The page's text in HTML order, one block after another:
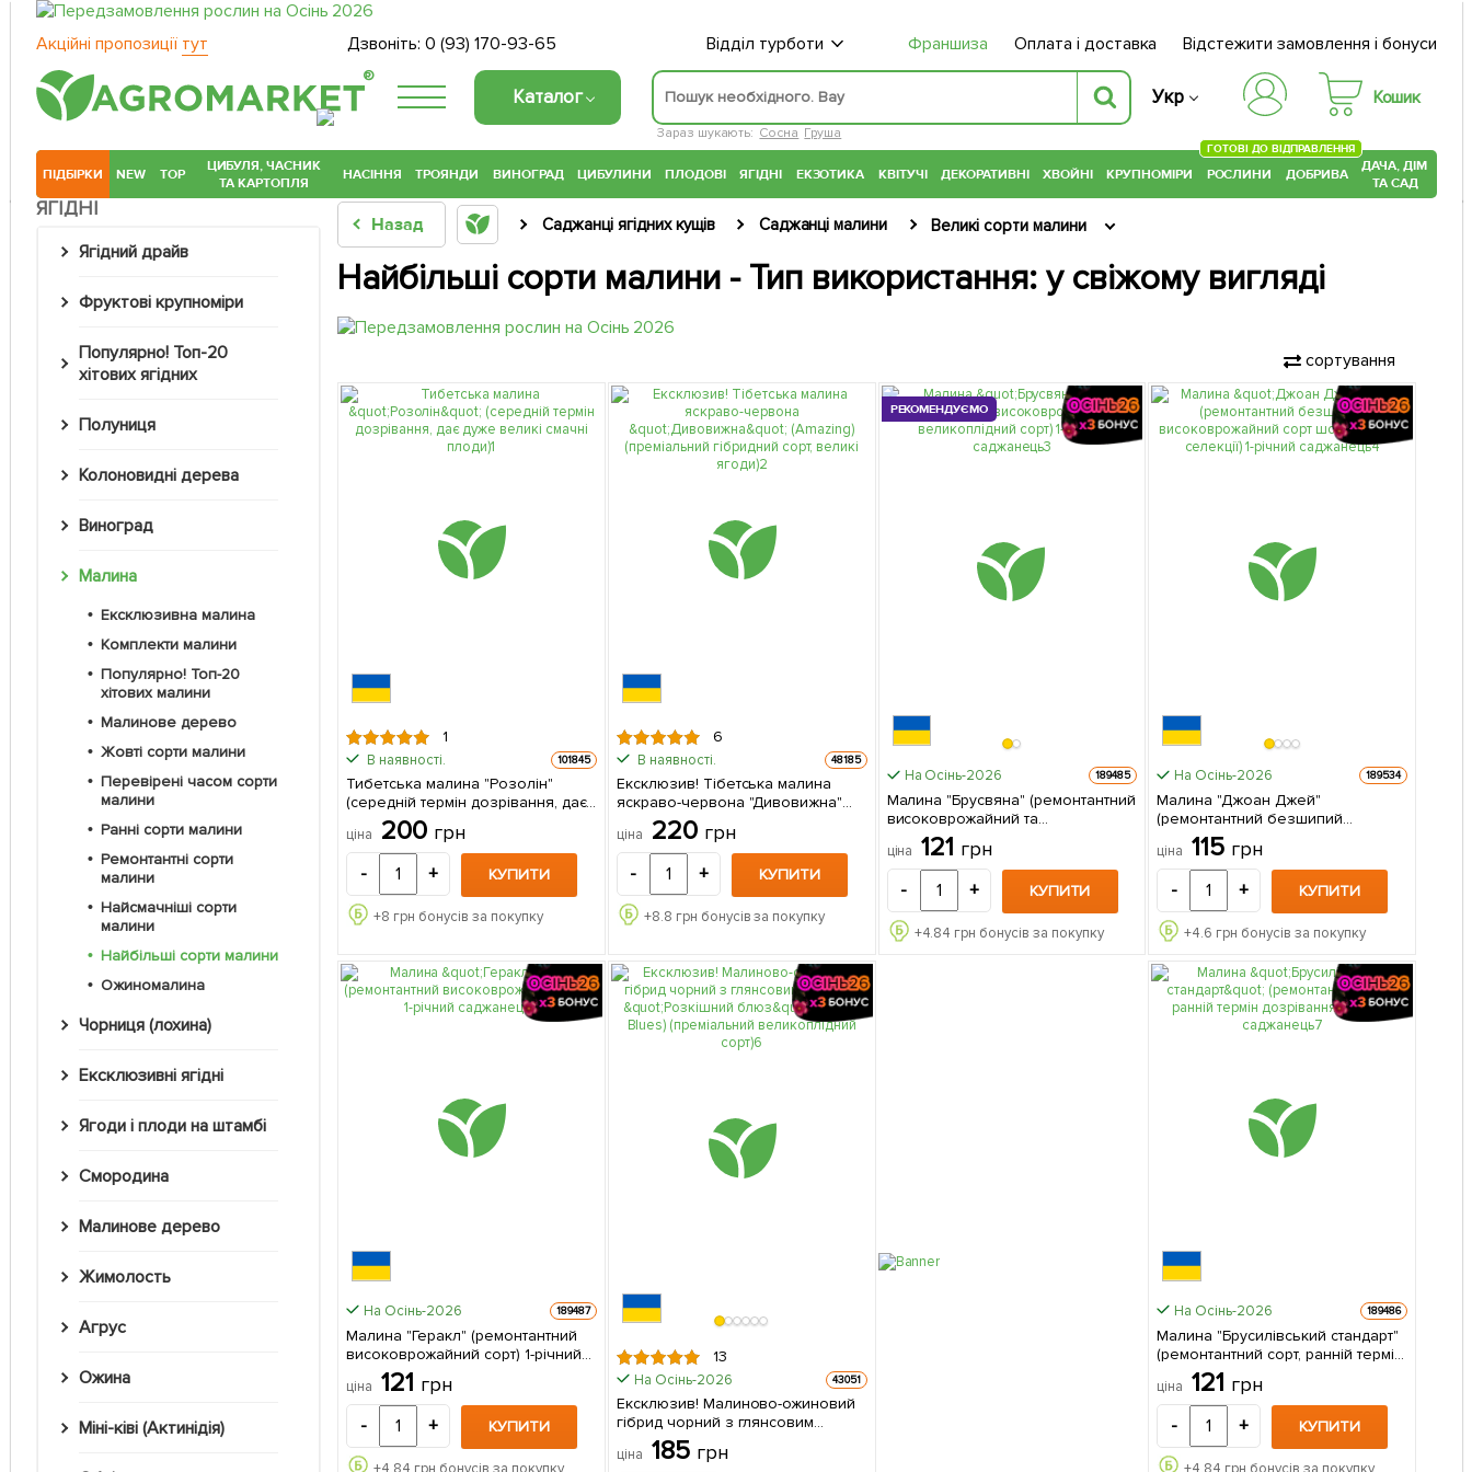
Акційні пропозиції тут Дзвоніть: 0 (93) 170-93-65 Відділ турботи Франшиза Оплата і доставка Відстежити замовлення і бонуси
®
Каталог
Зараз шукають: Сосна Груша
Укр Кошик
ПІДБІРКИ NEW TOP
ЦИБУЛЯ, ЧАСНИК
ТА КАРТОПЛЯ
НАСІННЯ ТРОЯНДИ ВИНОГРАД ЦИБУЛИНИ ПЛОДОВІ ЯГІДНІ ЕКЗОТИКА КВІТУЧІ ДЕКОРАТИВНІ ХВОЙНІ КРУПНОМІРИ РОСЛИНИ
ГОТОВІ ДО ВІДПРАВЛЕННЯ
ДОБРИВА
ДАЧА, ДІМ
ТА САД
ЯГІДНІ
Ягідний драйв
Фруктові крупноміри
Популярно! Топ-20
хітових ягідних
Полуниця
Колоновидні дерева
Виноград
Малина
Ексклюзивна малина
Комплекти малини
Популярно! Топ-20
хітових малини
Малинове дерево
Жовті сорти малини
Перевірені часом сорти
малини
Ранні сорти малини
Ремонтантні сорти
малини
Найсмачніші сорти
малини
Найбільші сорти малини
Ожиномалина
Чорниця (лохина)
Ексклюзивні ягідні
Ягоди і плоди на штамбі
Смородина
Малинове дерево
Жимолость
Агрус
Ожина
Міні-ківі (Актинідія)
Назад Саджанці ягідних кущів Саджанці малини Великі сорти малини
Найбільші сорти малини - Тип використання: у свіжому вигляді
сортування
1
В наявності. 101845
Тибетська малина "Розолін"
(середній термін дозрівання, дає
дуже великі смачні плоди)
(Кореневище) 1 шт в упаковці
ціна 200 грн
- + КУПИТИ
+8 грн бонусів за покупку
6
В наявності. 48185
Ексклюзив! Тібетська малина
яскраво-червона "Дивовижна"
(Amazing) (преміальний гібридний
сорт, великі ягоди) (Кореневище)
1 шт в упаковці
ціна 220 грн
- + КУПИТИ
+8.8 грн бонусів за покупку
РЕКОМЕНДУЄМО
На Осінь-2026 189485
Малина "Брусвяна" (ремонтантний
високоврожайний та
великоплідний сорт) 1-річний
саджанець 1 шт в упаковці
ціна 121 грн
- + КУПИТИ
+4.84 грн бонусів за покупку
На Осінь-2026 189534
Малина "Джоан Джей"
(ремонтантний безшипий
високоврожайний сорт
шотландської селекції) 1-річний
саджанець 1 шт в упаковці
ціна 115 грн
- + КУПИТИ
+4.6 грн бонусів за покупку
На Осінь-2026 189487
Малина "Геракл" (ремонтантний
високоврожайний сорт) 1-річний
ціна 121 грн
- + КУПИТИ
+4.84 грн бонусів за покупку
13
На Осінь-2026 43051
Ексклюзив! Малиново-ожиновий
гібрид чорний з глянсовим
блиском "Розкішний блюз"
(Luxury Blues) (преміальний
ціна 185 грн
На Осінь-2026 189486
Малина "Брусилівський стандарт"
(ремонтантний сорт, ранній термін
дозрівання) 1-річний саджанець 1
шт в упаковці
ціна 121 грн
- + КУПИТИ
+4.84 грн бонусів за покупку